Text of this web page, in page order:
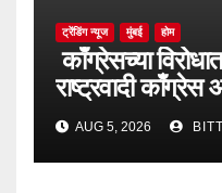
ट्रेंडिंग न्यूज मुंबई होम
काँग्रेसच्या
राष्ट्रवादी
AUG 5, 2026